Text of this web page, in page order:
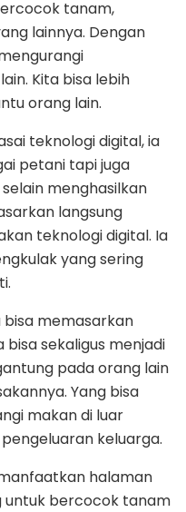
tanam,
lainnya. Dengan
Kita bisa lebih
orang lain.
teknologi digital, ia
petani tapi juga
menghasilkan
langsung
teknologi digital. Ia
yang sering
bisa memasarkan
sekaligus menjadi
pada orang lain
Yang bisa
makan di luar
keluarga.
halaman
untuk bercocok tanam